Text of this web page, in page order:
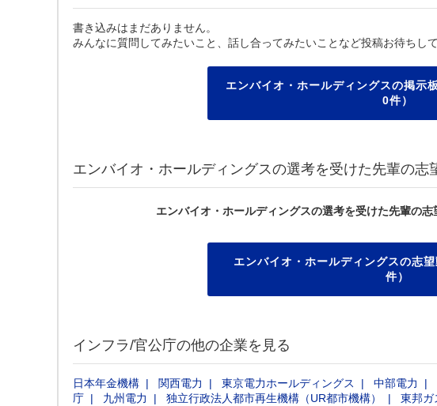
書き込みはまだありません。
みんなに質問してみたいこと、話し合ってみたいことなど投稿お待ちし
エンバイオ・ホールディングスの掲示
0件）
エンバイオ・ホールディングスの選考を受けた先輩の志
エンバイオ・ホールディングスの選考を受けた先輩の
エンバイオ・ホールディングスの志
件）
インフラ/官公庁の他の企業を見る
日本年金機構 関西電力 東京電力ホールディングス 中部電力
庁
九州電力 独立行政法人都市再生機構（UR都市機構） 東邦ガ